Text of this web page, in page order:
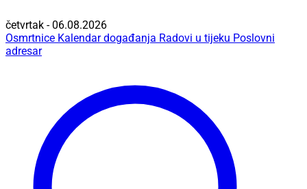
četvrtak - 06.08.2026
Osmrtnice Kalendar događanja Radovi u tijeku Poslovni
adresar